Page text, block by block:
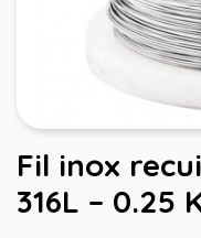
Fil inox
316L – 0.25